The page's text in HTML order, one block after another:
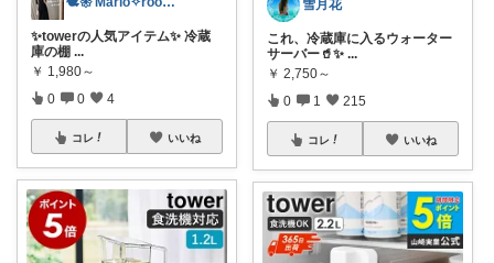
✨towerの人気アイテム✨ 冷蔵
庫の棚 ...
￥ 1,980～
0 0 4
コレ いいね
雪月花
これ、冷蔵庫に入るウォーター
サーバー🥤✨ ...
￥ 2,750～
0 1 215
コレ いいね